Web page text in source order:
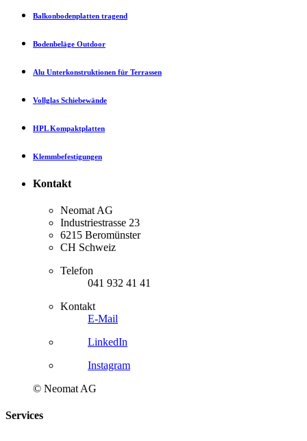
Balkonbodenplatten tragend
Bodenbeläge Outdoor
Alu Unterkonstruktionen für Terrassen
Vollglas Schiebewände
HPL Kompaktplatten
Klemmbefestigungen
Kontakt
Neomat AG
Industriestrasse 23
6215 Beromünster
CH Schweiz
Telefon
041 932 41 41
Kontakt
E-Mail
LinkedIn
Instagram
© Neomat AG
Services